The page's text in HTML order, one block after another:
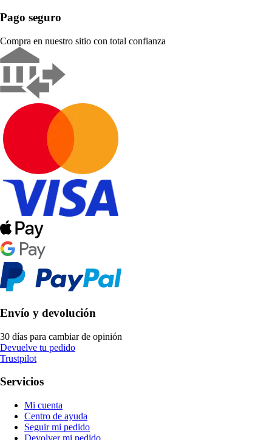
Pago seguro
Compra en nuestro sitio con total confianza
Envío y devolución
30 días para cambiar de opinión
Devuelve tu pedido
Trustpilot
Servicios
Mi cuenta
Centro de ayuda
Seguir mi pedido
Devolver mi pedido